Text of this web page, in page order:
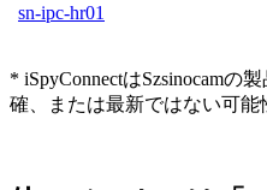
sn-ipc-hr01
* iSpyConnectはSzsinocam
確、または最新ではない可能